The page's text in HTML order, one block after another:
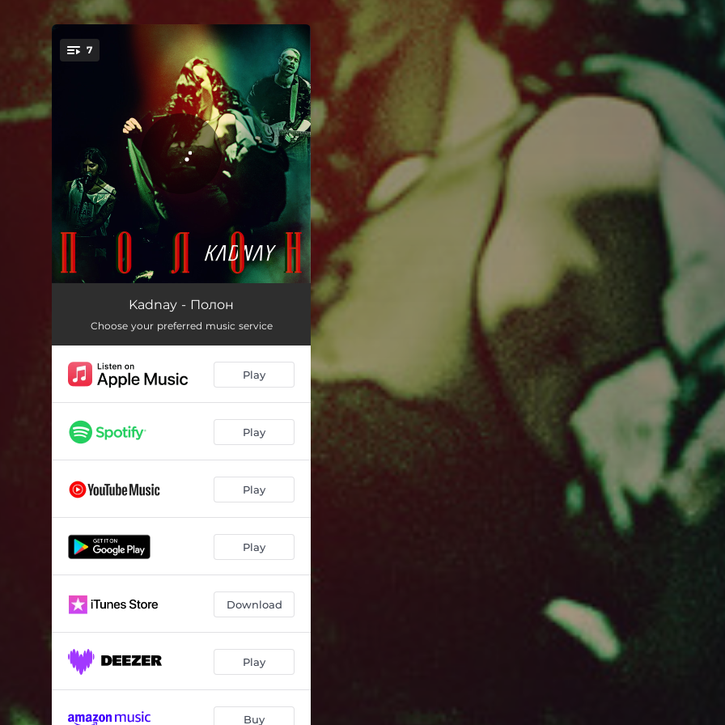
You're all set!
7
Танцівниця 03:17
Глибоко в мені 03:46
Притулись до мене 02:45
Полон 02:57
Вір у себе
Kadnay - Полон
Choose your preferred music service
Play
Play
Play
Play
Download
Play
Buy